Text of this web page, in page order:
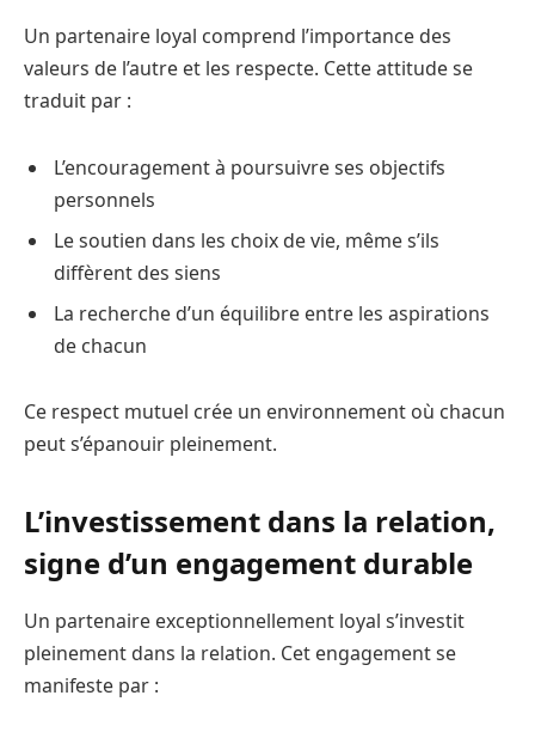
Un partenaire loyal comprend l’importance des
valeurs de l’autre et les respecte. Cette attitude se
traduit par :
L’encouragement à poursuivre ses objectifs
personnels
Le soutien dans les choix de vie, même s’ils
diffèrent des siens
La recherche d’un équilibre entre les aspirations
de chacun
Ce respect mutuel crée un environnement où chacun
peut s’épanouir pleinement.
L’investissement dans la relation,
signe d’un engagement durable
Un partenaire exceptionnellement loyal s’investit
pleinement dans la relation. Cet engagement se
manifeste par :